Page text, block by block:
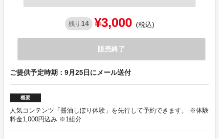
残り 14 ¥3,000 (税込)
販売終了
ご提供予定時期：9月25日にメール送付
概要
人気コンテンツ「醤油しぼり体験」を先行して予約できます。 ※体験
料金1,000円込み ※1組分